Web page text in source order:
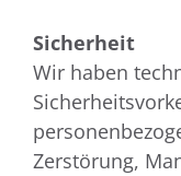
Sicherheit
Wir haben
Zerstörung,